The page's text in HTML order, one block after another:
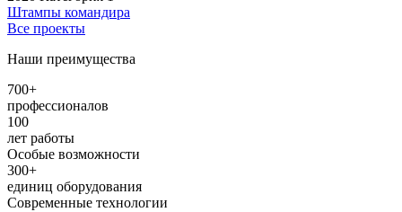
Штампы командира
Все проекты
Наши преимущества
700+
профессионалов
100
лет работы
Особые возможности
300+
единиц оборудования
Современные технологии